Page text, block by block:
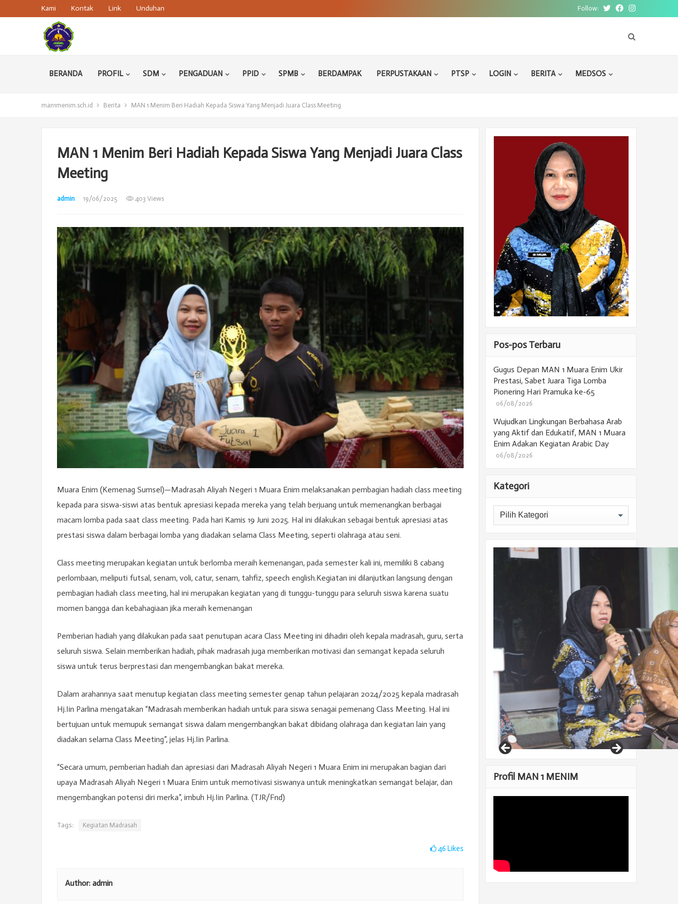
Kami Kontak Link Unduhan Follow: TwitterFacebookInstagram
BERANDA PROFIL SDM PENGADUAN PPID SPMB BERDAMPAK PERPUSTAKAAN PTSP LOGIN BERITA MEDSOS
man1menim.sch.id Berita MAN 1 Menim Beri Hadiah Kepada Siswa Yang Menjadi Juara Class Meeting
MAN 1 Menim Beri Hadiah Kepada Siswa Yang Menjadi Juara Class
Meeting
admin 19/06/2025 403 Views
Muara Enim (Kemenag Sumsel)—Madrasah Aliyah Negeri 1 Muara Enim melaksanakan pembagian hadiah class meeting
kepada para siswa-siswi atas bentuk apresiasi kepada mereka yang telah berjuang untuk memenangkan berbagai
macam lomba pada saat class meeting. Pada hari Kamis 19 Juni 2025. Hal ini dilakukan sebagai bentuk apresiasi atas
prestasi siswa dalam berbagai lomba yang diadakan selama Class Meeting, seperti olahraga atau seni.
Class meeting merupakan kegiatan untuk berlomba meraih kemenangan, pada semester kali ini, memiliki 8 cabang
perlombaan, meliputi futsal, senam, voli, catur, senam, tahfiz, speech english.Kegiatan ini dilanjutkan langsung dengan
pembagian hadiah class meeting, hal ini merupakan kegiatan yang di tunggu-tunggu para seluruh siswa karena suatu
momen bangga dan kebahagiaan jika meraih kemenangan
Pemberian hadiah yang dilakukan pada saat penutupan acara Class Meeting ini dihadiri oleh kepala madrasah, guru, serta
seluruh siswa. Selain memberikan hadiah, pihak madrasah juga memberikan motivasi dan semangat kepada seluruh
siswa untuk terus berprestasi dan mengembangkan bakat mereka.
Dalam arahannya saat menutup kegiatan class meeting semester genap tahun pelajaran 2024/2025 kepala madrasah
Hj.Iin Parlina mengatakan “Madrasah memberikan hadiah untuk para siswa senagai pemenang Class Meeting. Hal ini
bertujuan untuk memupuk semangat siswa dalam mengembangkan bakat dibidang olahraga dan kegiatan lain yang
diadakan selama Class Meeting”, jelas Hj.Iin Parlina.
“Secara umum, pemberian hadiah dan apresiasi dari Madrasah Aliyah Negeri 1 Muara Enim ini merupakan bagian dari
upaya Madrasah Aliyah Negeri 1 Muara Enim untuk memotivasi siswanya untuk meningkatkan semangat belajar, dan
mengembangkan potensi diri merka”, imbuh Hj.Iin Parlina. (TJR/Fnd)
Tags: Kegiatan Madrasah
46 Likes
Author: admin
Pos-pos Terbaru
Gugus Depan MAN 1 Muara Enim Ukir
Prestasi, Sabet Juara Tiga Lomba
Pionering Hari Pramuka ke-65
06/08/2026
Wujudkan Lingkungan Berbahasa Arab
yang Aktif dan Edukatif, MAN 1 Muara
Enim Adakan Kegiatan Arabic Day
06/08/2026
Kategori
Kategori
Profil MAN 1 MENIM